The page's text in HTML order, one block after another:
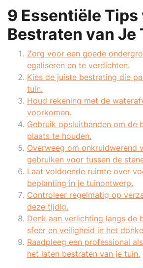
9 Essentiële
Bestraten van Je
Zorg voor een goede
egaliseren en te verdichten.
Kies de juiste bestrating die
tuin.
Houd rekening met de
voorkomen.
Gebruik opsluitbanden om de
plaats te houden.
Overweeg om onkruidwerend
gebruiken voor tussen de
Laat voldoende ruimte over
beplanting in je tuinontwerp.
Controleer regelmatig op
deze tijdig.
Denk aan verlichting langs de
sfeer en veiligheid in het
Raadpleeg een professional
het laten bestraten van je tuin.